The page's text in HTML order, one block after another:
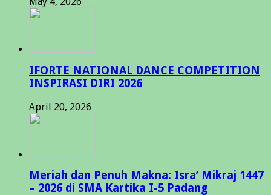
IFORTE NATIONAL DANCE COMPETITION
INSPIRASI DIRI 2026
April 20, 2026
Meriah dan Penuh Makna: Isra’ Mikraj 1447
– 2026 di SMA Kartika I-5 Padang